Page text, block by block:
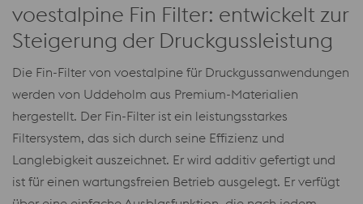
voestalpine Fin Filter: entwickelt zur
Steigerung der Druckgussleistung
Die Fin-Filter von voestalpine für Druckgussanwendungen
werden von Uddeholm aus Premium-Materialien
hergestellt. Der Fin-Filter ist ein leistungsstarkes
Filtersystem, das sich durch seine Effizienz und
Langlebigkeit auszeichnet. Er wird additiv gefertigt und
ist für einen wartungsfreien Betrieb ausgelegt. Er verfügt